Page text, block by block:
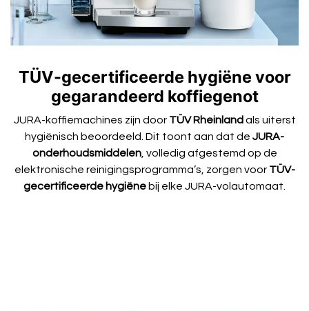
TÜV-gecertificeerde hygiëne voor
gegarandeerd koffiegenot
JURA-koffiemachines zijn door TÜV Rheinland als uiterst
hygiënisch beoordeeld. Dit toont aan dat de JURA-
onderhoudsmiddelen, volledig afgestemd op de
elektronische reinigingsprogramma’s, zorgen voor TÜV-
gecertificeerde hygiëne bij elke JURA-volautomaat.